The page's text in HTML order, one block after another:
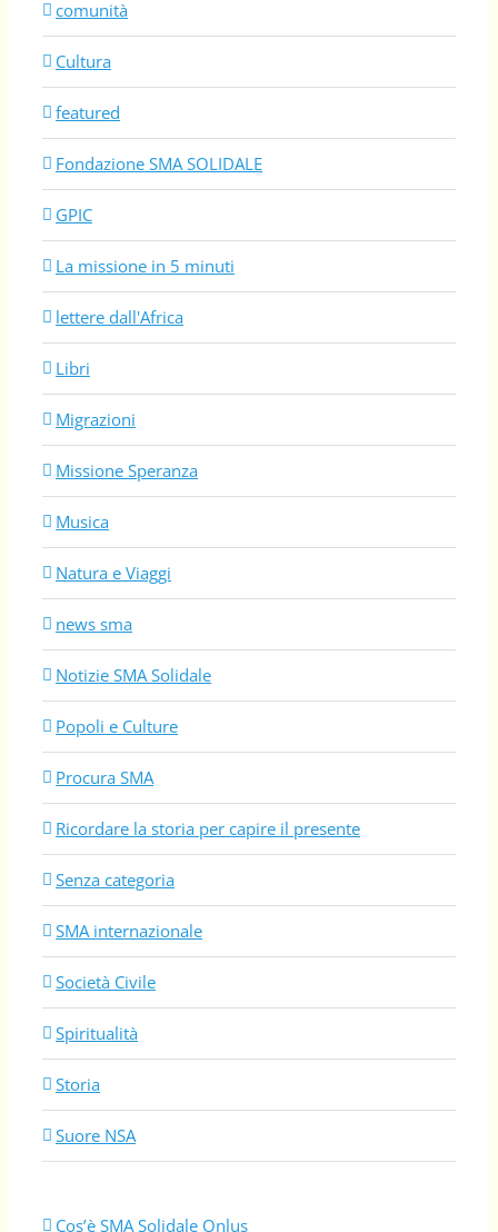
comunità
Cultura
featured
Fondazione SMA SOLIDALE
GPIC
La missione in 5 minuti
lettere dall'Africa
Libri
Migrazioni
Missione Speranza
Musica
Natura e Viaggi
news sma
Notizie SMA Solidale
Popoli e Culture
Procura SMA
Ricordare la storia per capire il presente
Senza categoria
SMA internazionale
Società Civile
Spiritualità
Storia
Suore NSA
Cos’è SMA Solidale Onlus